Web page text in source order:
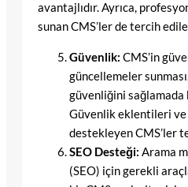
avantajlıdır. Ayrıca,
sunan CMS’ler de tercih
Güvenlik: CMS’in
güncellemeler
güvenliğini
Güvenlik eklentileri
destekleyen CMS’ler
SEO Desteği: Arama
(SEO) için gerekli